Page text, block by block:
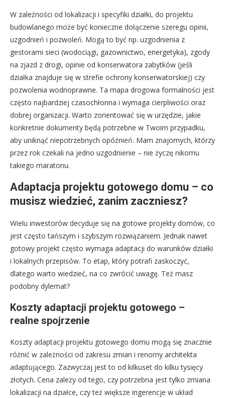
W zależności od lokalizacji i specyfiki działki, do projektu
budowlanego może być konieczne dołączenie szeregu opinii,
uzgodnień i pozwoleń. Mogą to być np. uzgodnienia z
gestorami sieci (wodociągi, gazownictwo, energetyka), zgody
na zjazd z drogi, opinie od konserwatora zabytków (jeśli
działka znajduje się w strefie ochrony konserwatorskiej) czy
pozwolenia wodnoprawne. Ta mapa drogowa formalności jest
często najbardziej czasochłonna i wymaga cierpliwości oraz
dobrej organizacji. Warto zorientować się w urzędzie, jakie
konkretnie dokumenty będą potrzebne w Twoim przypadku,
aby uniknąć niepotrzebnych opóźnień. Mam znajomych, którzy
przez rok czekali na jedno uzgodnienie – nie życzę nikomu
takiego maratonu.
Adaptacja projektu gotowego domu – co
musisz wiedzieć, zanim zaczniesz?
Wielu inwestorów decyduje się na gotowe projekty domów, co
jest często tańszym i szybszym rozwiązaniem. Jednak nawet
gotowy projekt często wymaga adaptacji do warunków działki
i lokalnych przepisów. To etap, który potrafi zaskoczyć,
dlatego warto wiedzieć, na co zwrócić uwagę. Też masz
podobny dylemat?
Koszty adaptacji projektu gotowego –
realne spojrzenie
Koszty adaptacji projektu gotowego domu mogą się znacznie
różnić w zależności od zakresu zmian i renomy architekta
adaptującego. Zazwyczaj jest to od kilkuset do kilku tysięcy
złotych. Cena zależy od tego, czy potrzebna jest tylko zmiana
lokalizacji na działce, czy też większe ingerencje w układ